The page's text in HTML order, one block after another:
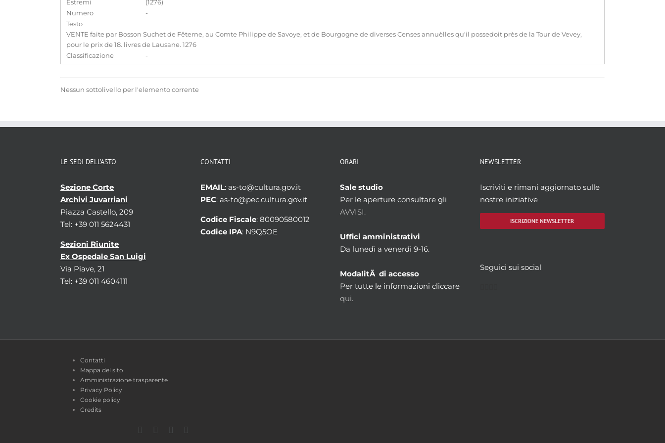
Estremi
(1276)
Numero
-
Testo
VENTE faite par Bosson Suchet de Fêterne, au Comte Philippe de Savoye, et de Bourgogne de diverses Censes annuèlles qu'il possedoit près de la Tour de Vevey,
pour le prix de 18. livres de Lausane. 1276
Classificazione
-
Nessun sottolivello per l'elemento corrente
LE SEDI DELL’ASTO
Sezione Corte
Archivi Juvarriani
Piazza Castello, 209
Tel: +39 011 5624431
Sezioni Riunite
Ex Ospedale San Luigi
Via Piave, 21
Tel: +39 011 4604111
CONTATTI
EMAIL: as-to@cultura.gov.it
PEC: as-to@pec.cultura.gov.it
Codice Fiscale: 80090580012
Codice IPA: N9Q5OE
ORARI
Sale studio
Per le aperture consultare gli
AVVISI.
Uffici amministrativi
Da lunedì a venerdì 9-16.
ModalitÃ di accesso
Per tutte le informazioni cliccare
qui.
NEWSLETTER
Iscriviti e rimani aggiornato sulle
nostre iniziative
ISCRIZIONE NEWSLETTER
Seguici sui social
Contatti
Mappa del sito
Amministrazione trasparente
Privacy Policy
Cookie policy
Credits
Facebook
TwitterYouTube